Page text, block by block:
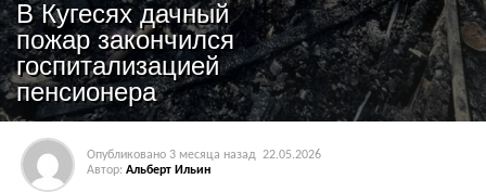
В Кугесях дачный
пожар закончился
госпитализацией
пенсионера
Опубликовано 3 месяца назад 22.05.2026
Автор: Альберт Ильин